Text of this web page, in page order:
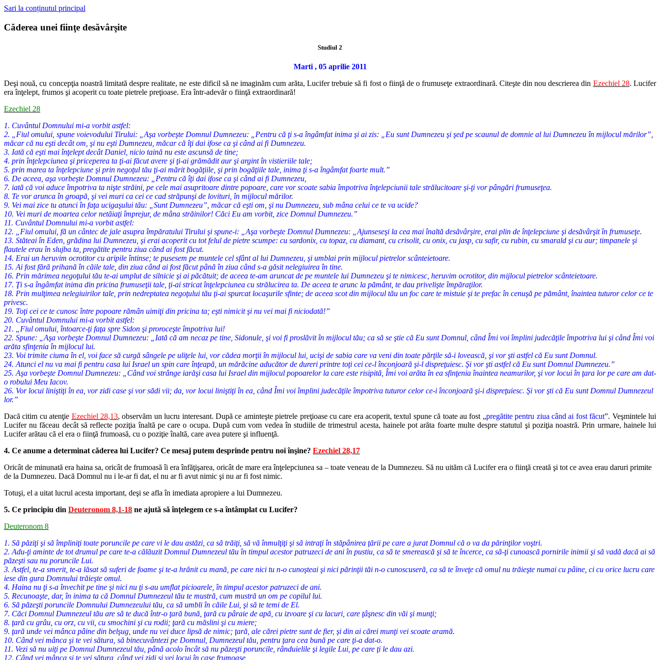
Sari la conținutul principal
Căderea unei fiinţe desăvârşite
Studiul 2
Marti , 05 aprilie 2011
Deşi nouă, cu concepţia noastră limitată despre realitate, ne este dificil să ne imaginăm cum arăta, Lucifer trebuie să fi fost o fiinţă de o frumuseţe extraordinară. Citeşte din nou descrierea din Ezechiel 28. Lucifer
era înţelept, frumos şi acoperit cu toate pietrele preţioase. Era într-adevăr o fiinţă extraordinară!
Ezechiel 28
1. Cuvântul Domnului mi-a vorbit astfel:
2. „Fiul omului, spune voievodului Tirului: „Aşa vorbeşte Domnul Dumnezeu: „Pentru că ţi s-a îngâmfat inima şi ai zis: „Eu sunt Dumnezeu şi şed pe scaunul de domnie al lui Dumnezeu în mijlocul mărilor”,
măcar că nu eşti decât om, şi nu eşti Dumnezeu, măcar că îţi dai ifose ca şi când ai fi Dumnezeu.
3. Iată că eşti mai înţelept decât Daniel, nicio taină nu este ascunsă de tine;
4. prin înţelepciunea şi priceperea ta ţi-ai făcut avere şi ţi-ai grămădit aur şi argint în vistieriile tale;
5. prin marea ta înţelepciune şi prin negoţul tău ţi-ai mărit bogăţiile, şi prin bogăţiile tale, inima ţi s-a îngâmfat foarte mult.”
6. De aceea, aşa vorbeşte Domnul Dumnezeu: „Pentru că îţi dai ifose ca şi când ai fi Dumnezeu,
7. iată că voi aduce împotriva ta nişte străini, pe cele mai asupritoare dintre popoare, care vor scoate sabia împotriva înţelepciunii tale strălucitoare şi-ţi vor pângări frumuseţea.
8. Te vor arunca în groapă, şi vei muri ca cei ce cad străpunşi de lovituri, în mijlocul mărilor.
9. Vei mai zice tu atunci în faţa ucigaşului tău: „Sunt Dumnezeu”, măcar că eşti om, şi nu Dumnezeu, sub mâna celui ce te va ucide?
10. Vei muri de moartea celor netăiaţi împrejur, de mâna străinilor! Căci Eu am vorbit, zice Domnul Dumnezeu.”
11. Cuvântul Domnului mi-a vorbit astfel:
12. „Fiul omului, fă un cântec de jale asupra împăratului Tirului şi spune-i: „Aşa vorbeşte Domnul Dumnezeu: „Ajunseseşi la cea mai înaltă desăvârşire, erai plin de înţelepciune şi desăvârşit în frumuseţe.
13. Stăteai în Eden, grădina lui Dumnezeu, şi erai acoperit cu tot felul de pietre scumpe: cu sardonix, cu topaz, cu diamant, cu crisolit, cu onix, cu jasp, cu safir, cu rubin, cu smarald şi cu aur; timpanele şi
flautele erau în slujba ta, pregătite pentru ziua când ai fost făcut.
14. Erai un heruvim ocrotitor cu aripile întinse; te pusesem pe muntele cel sfânt al lui Dumnezeu, şi umblai prin mijlocul pietrelor scânteietoare.
15. Ai fost fără prihană în căile tale, din ziua când ai fost făcut până în ziua când s-a găsit nelegiuirea în tine.
16. Prin mărimea negoţului tău te-ai umplut de silnicie şi ai păcătuit; de aceea te-am aruncat de pe muntele lui Dumnezeu şi te nimicesc, heruvim ocrotitor, din mijlocul pietrelor scânteietoare.
17. Ţi s-a îngâmfat inima din pricina frumuseţii tale, ţi-ai stricat înţelepciunea cu strălucirea ta. De aceea te arunc la pământ, te dau privelişte împăraţilor.
18. Prin mulţimea nelegiuirilor tale, prin nedreptatea negoţului tău ţi-ai spurcat locaşurile sfinte; de aceea scot din mijlocul tău un foc care te mistuie şi te prefac în cenuşă pe pământ, înaintea tuturor celor ce te
privesc.
19. Toţi cei ce te cunosc între popoare rămân uimiţi din pricina ta; eşti nimicit şi nu vei mai fi niciodată!”
20. Cuvântul Domnului mi-a vorbit astfel:
21. „Fiul omului, întoarce-ţi faţa spre Sidon şi proroceşte împotriva lui!
22. Spune: „Aşa vorbeşte Domnul Dumnezeu: „Iată că am necaz pe tine, Sidonule, şi voi fi proslăvit în mijlocul tău; ca să se ştie că Eu sunt Domnul, când Îmi voi împlini judecăţile împotriva lui şi când Îmi voi
arăta sfinţenia în mijlocul lui.
23. Voi trimite ciuma în el, voi face să curgă sângele pe uliţele lui, vor cădea morţii în mijlocul lui, ucişi de sabia care va veni din toate părţile să-i lovească, şi vor şti astfel că Eu sunt Domnul.
24. Atunci el nu va mai fi pentru casa lui Israel un spin care înţeapă, un mărăcine aducător de dureri printre toţi cei ce-l înconjoară şi-l dispreţuiesc. Şi vor şti astfel că Eu sunt Domnul Dumnezeu.”
25. Aşa vorbeşte Domnul Dumnezeu: „Când voi strânge iarăşi casa lui Israel din mijlocul popoarelor la care este risipită, Îmi voi arăta în ea sfinţenia înaintea neamurilor, şi vor locui în ţara lor pe care am dat-
o robului Meu Iacov.
26. Vor locui liniştiţi în ea, vor zidi case şi vor sădi vii; da, vor locui liniştiţi în ea, când Îmi voi împlini judecăţile împotriva tuturor celor ce-i înconjoară şi-i dispreţuiesc. Şi vor şti că Eu sunt Domnul Dumnezeul
lor.”
Dacă citim cu atenţie Ezechiel 28,13, observăm un lucru interesant. După ce aminteşte pietrele preţioase cu care era acoperit, textul spune că toate au fost „pregătite pentru ziua când ai fost făcut”. Veşmintele lui
Lucifer nu făceau decât să reflecte poziţia înaltă pe care o ocupa. După cum vom vedea în studiile de trimestrul acesta, hainele pot arăta foarte multe despre statutul şi poziţia noastră. Prin urmare, hainele lui
Lucifer arătau că el era o fiinţă frumoasă, cu o poziţie înaltă, care avea putere şi influenţă.
4. Ce anume a determinat căderea lui Lucifer? Ce mesaj putem desprinde pentru noi înşine? Ezechiel 28,17
Oricât de minunată era haina sa, oricât de frumoasă îi era înfăţişarea, oricât de mare era înţelepciunea sa – toate veneau de la Dumnezeu. Să nu uităm că Lucifer era o fiinţă creată şi tot ce avea erau daruri primite
de la Dumnezeu. Dacă Domnul nu i le-ar fi dat, el nu ar fi avut nimic şi nu ar fi fost nimic.
Totuşi, el a uitat lucrul acesta important, deşi se afla în imediata apropiere a lui Dumnezeu.
5. Ce principiu din Deuteronom 8,1-18 ne ajută să înţelegem ce s-a întâmplat cu Lucifer?
Deuteronom 8
1. Să păziţi şi să împliniţi toate poruncile pe care vi le dau astăzi, ca să trăiţi, să vă înmulţiţi şi să intraţi în stăpânirea ţării pe care a jurat Domnul că o va da părinţilor voştri.
2. Adu-ţi aminte de tot drumul pe care te-a călăuzit Domnul Dumnezeul tău în timpul acestor patruzeci de ani în pustiu, ca să te smerească şi să te încerce, ca să-ţi cunoască pornirile inimii şi să vadă dacă ai să
păzeşti sau nu poruncile Lui.
3. Astfel, te-a smerit, te-a lăsat să suferi de foame şi te-a hrănit cu mană, pe care nici tu n-o cunoşteai şi nici părinţii tăi n-o cunoscuseră, ca să te înveţe că omul nu trăieşte numai cu pâine, ci cu orice lucru care
iese din gura Domnului trăieşte omul.
4. Haina nu ţi s-a învechit pe tine şi nici nu ţi s-au umflat picioarele, în timpul acestor patruzeci de ani.
5. Recunoaşte, dar, în inima ta că Domnul Dumnezeul tău te mustră, cum mustră un om pe copilul lui.
6. Să păzeşti poruncile Domnului Dumnezeului tău, ca să umbli în căile Lui, şi să te temi de El.
7. Căci Domnul Dumnezeul tău are să te ducă într-o ţară bună, ţară cu pâraie de apă, cu izvoare şi cu lacuri, care ţâşnesc din văi şi munţi;
8. ţară cu grâu, cu orz, cu vii, cu smochini şi cu rodii; ţară cu măslini şi cu miere;
9. ţară unde vei mânca pâine din belşug, unde nu vei duce lipsă de nimic; ţară, ale cărei pietre sunt de fier, şi din ai cărei munţi vei scoate aramă.
10. Când vei mânca şi te vei sătura, să binecuvântezi pe Domnul, Dumnezeul tău, pentru ţara cea bună pe care ţi-a dat-o.
11. Vezi să nu uiţi pe Domnul Dumnezeul tău, până acolo încât să nu păzeşti poruncile, rânduielile şi legile Lui, pe care ţi le dau azi.
12. Când vei mânca şi te vei sătura, când vei zidi şi vei locui în case frumoase,